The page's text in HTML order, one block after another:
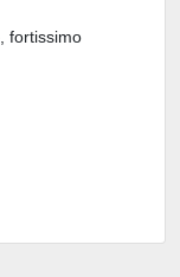
fortissimo